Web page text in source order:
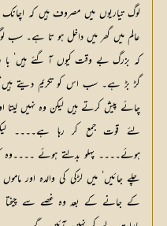
لوگ تیاریوں میں مصروف ہیں کہ
عالم میں گھر میں داخل ہو تا ہے۔ سب
کہ بزرگ بے وقت کیوں آ گئے ہیں‘
گڑ بڑ ہے۔ سب اس کو تکریم دیتے ہیں‘
چائے پیش کرتے ہیں لیکن وہ نہیں
لئے قوت جمع کر رہا ہے۔۔۔۔
ہوئے۔۔۔۔ پہلو بدلتے ہوئے ۔۔۔۔وہ
چلے جائیں‘ میں لڑکی کی والدہ اور
کے جانے کے بعد وہ غصے سے چیختا